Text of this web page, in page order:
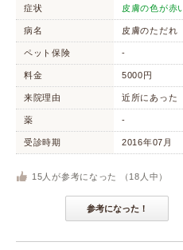
症状 皮膚の色が赤
病名 皮膚のただれ
ペット保険 -
料金 5000円
来院理由 近所にあった
薬 -
受診時期 2016年07月
15 人が参考になった （ 18 人中）
参考になった！